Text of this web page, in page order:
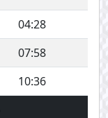
04:28
07:58
10:36